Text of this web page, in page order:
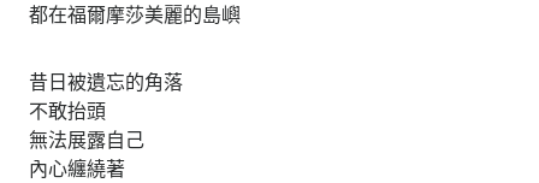
都在福爾摩莎美麗的島嶼
昔日被遺忘的角落
不敢抬頭
無法展露自己
內心纏繞著